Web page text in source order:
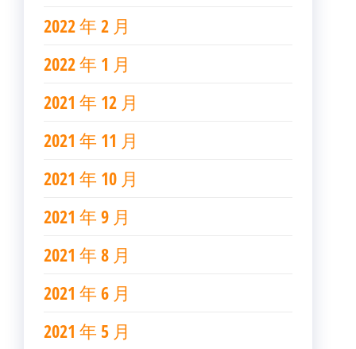
2022 年 2 月
2022 年 1 月
2021 年 12 月
2021 年 11 月
2021 年 10 月
2021 年 9 月
2021 年 8 月
2021 年 6 月
2021 年 5 月